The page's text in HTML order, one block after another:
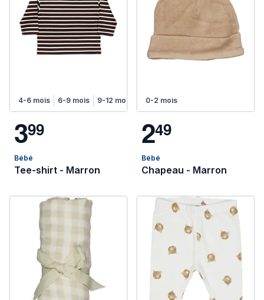
4-6 mois 6-9 mois 9-12 mois 12-18 mois
399
Bébé
Tee-shirt - Marron
0-2 mois
249
Bébé
Chapeau - Marron